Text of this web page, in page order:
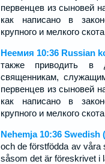
первенцев из сыновей
как написано в
крупного и мелкого
Неемия 10:36 Russian
также приводить
священникам,
первенцев из сыновей
как написано в
крупного и мелкого
Nehemja 10:36 Swedish
och de förstfödda av våra
såsom det är föreskrivet i